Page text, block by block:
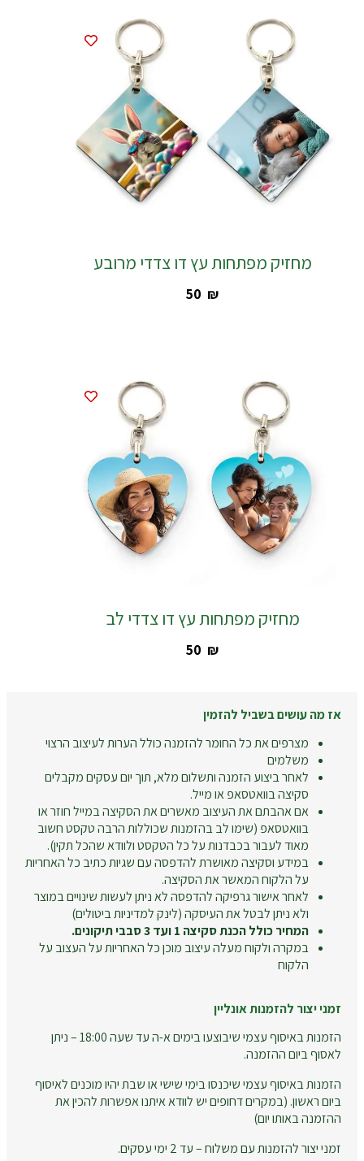
מחזיק מפתחות עץ דו צדדי מרובע
‎50 ₪
מחזיק מפתחות עץ דו צדדי לב
‎50 ₪
אז מה עושים בשביל להזמין
מצרפים את כל החומר להזמנה כולל הערות לעיצוב הרצוי
משלמים
לאחר ביצוע הזמנה ותשלום מלא, תוך יום עסקים מקבלים
סקיצה בוואטסאפ או מייל.
אם אהבתם את העיצוב מאשרים את הסקיצה במייל חוזר או
בוואטסאפ (שימו לב בהזמנות שכוללות הרבה טקסט חשוב
מאוד לעבור בכבדנות על כל הטקסט ולוודא שהכל תקין).
במידע וסקיצה מאושרת להדפסה עם שגיות כתיב כל האחריות
על הלקוח המאשר את הסקיצה.
לאחר אישור גרפיקה להדפסה לא ניתן לעשות שינויים במוצר
ולא ניתן לבטל את העיסקה (לינק למדיניות ביטולים)
המחיר כולל הכנת סקיצה 1 ועד 3 סבבי תיקונים.
במקרה ולקוח מעלה עיצוב מוכן כל האחריות על העצוב על
הלקוח
זמני יצור להזמנות אונליין
הזמנות באיסוף עצמי שיבוצעו בימים א-ה עד שעה 18:00 – ניתן
לאסוף ביום ההזמנה.
הזמנות באיסוף עצמי שיכנסו בימי שישי או שבת יהיו מוכנים לאיסוף
ביום ראשון. (במקרים דחופים יש לוודא איתנו אפשרות להכין את
ההזמנה באותו יום)
זמני יצור להזמנות עם משלוח – עד 2 ימי עסקים.